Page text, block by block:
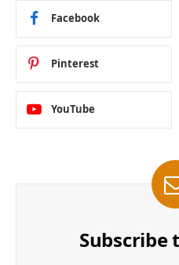
Facebook
Pinterest
YouTube
Subscribe